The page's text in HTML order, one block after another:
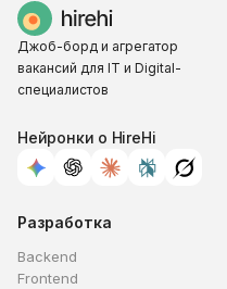
Джоб-борд и агрегатор
вакансий для IT и Digital-
специалистов
Нейронки о HireHi
Разработка
Backend
Frontend